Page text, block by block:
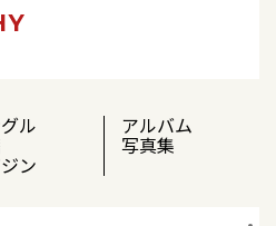
デイズ 〜奇妙でビミ
た乙女は選挙戦を戦い
会議202508」
ル アルバム
写真集
ン